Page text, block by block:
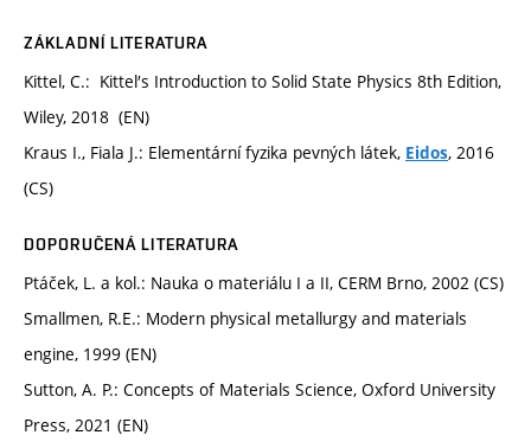
ZÁKLADNÍ LITERATURA
Kittel, C.: Kittel′s Introduction to Solid State Physics 8th Edition,
Wiley, 2018 (EN)
Kraus I., Fiala J.: Elementární fyzika pevných látek, Eidos, 2016
(CS)
DOPORUČENÁ LITERATURA
Ptáček, L. a kol.: Nauka o materiálu I a II, CERM Brno, 2002 (CS)
Smallmen, R.E.: Modern physical metallurgy and materials
engine, 1999 (EN)
Sutton, A. P.: Concepts of Materials Science, Oxford University
Press, 2021 (EN)